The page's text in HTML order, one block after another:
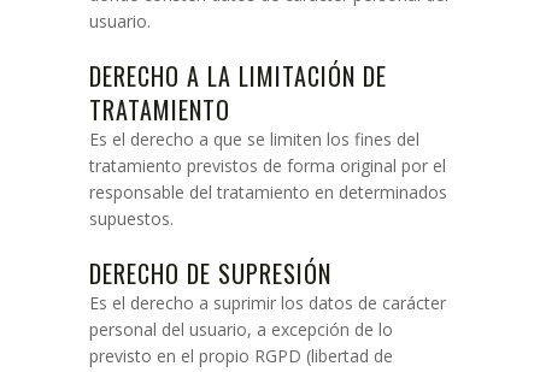
usuario.
DERECHO A LA LIMITACIÓN DE
TRATAMIENTO
Es el derecho a que se limiten los fines del
tratamiento previstos de forma original por el
responsable del tratamiento en determinados
supuestos.
DERECHO DE SUPRESIÓN
Es el derecho a suprimir los datos de carácter
personal del usuario, a excepción de lo
previsto en el propio RGPD (libertad de